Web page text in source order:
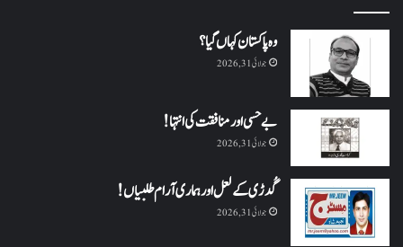
وہ پاکستان کہاں گیا؟
جولائی 31, 2026
بے حسی اور منافقت کی انتہا !
جولائی 31, 2026
گُدڑی کے لعل اور ہماری آرام طلبیاں!
جولائی 31, 2026